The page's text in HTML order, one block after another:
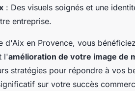
: Des visuels soignés et une
entreprise.
d'Aix en Provence, vous
l'amélioration de votre image de
stratégies pour répondre à vos
sur votre succès